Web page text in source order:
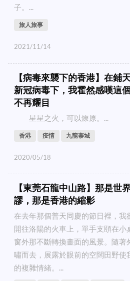
子。...
旅人旅事
2021/11/14
【病毒來襲下的香港】在鋪
新冠病毒下，我霍然感嘆這
不再耀目
星星之火，可以燎原。...
香港 疫情 九龍寨城
2020/05/18
【東莞石龍中山路】那是世
謬，那是香港的縮影
在去年那個普天同慶的節日裡，我
開往洛陽的火車上，單手支頤在小
窗外那不斷轉換畫面的風景。隨著
嘯而去，展露於眼前的空闊田野使
的複雜情緒。...